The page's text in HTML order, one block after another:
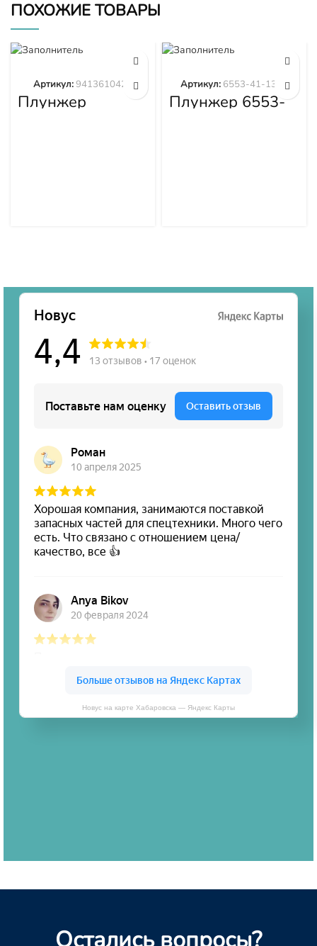
ПОХОЖИЕ ТОВАРЫ
Плунжер
9413610423
Артикул:9413610423
Плунжер 6553-
41-1300
Артикул: 6553-41-1300
Новус на карте Хабаровска — Яндекс Карты
Остались вопросы?